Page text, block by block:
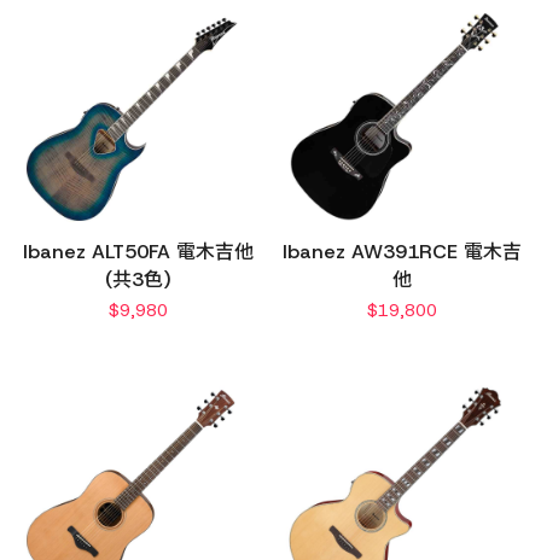
Ibanez ALT50FA 電木吉他
(共3色)
$9,980
Ibanez AW391RCE 電木吉
他
$19,800